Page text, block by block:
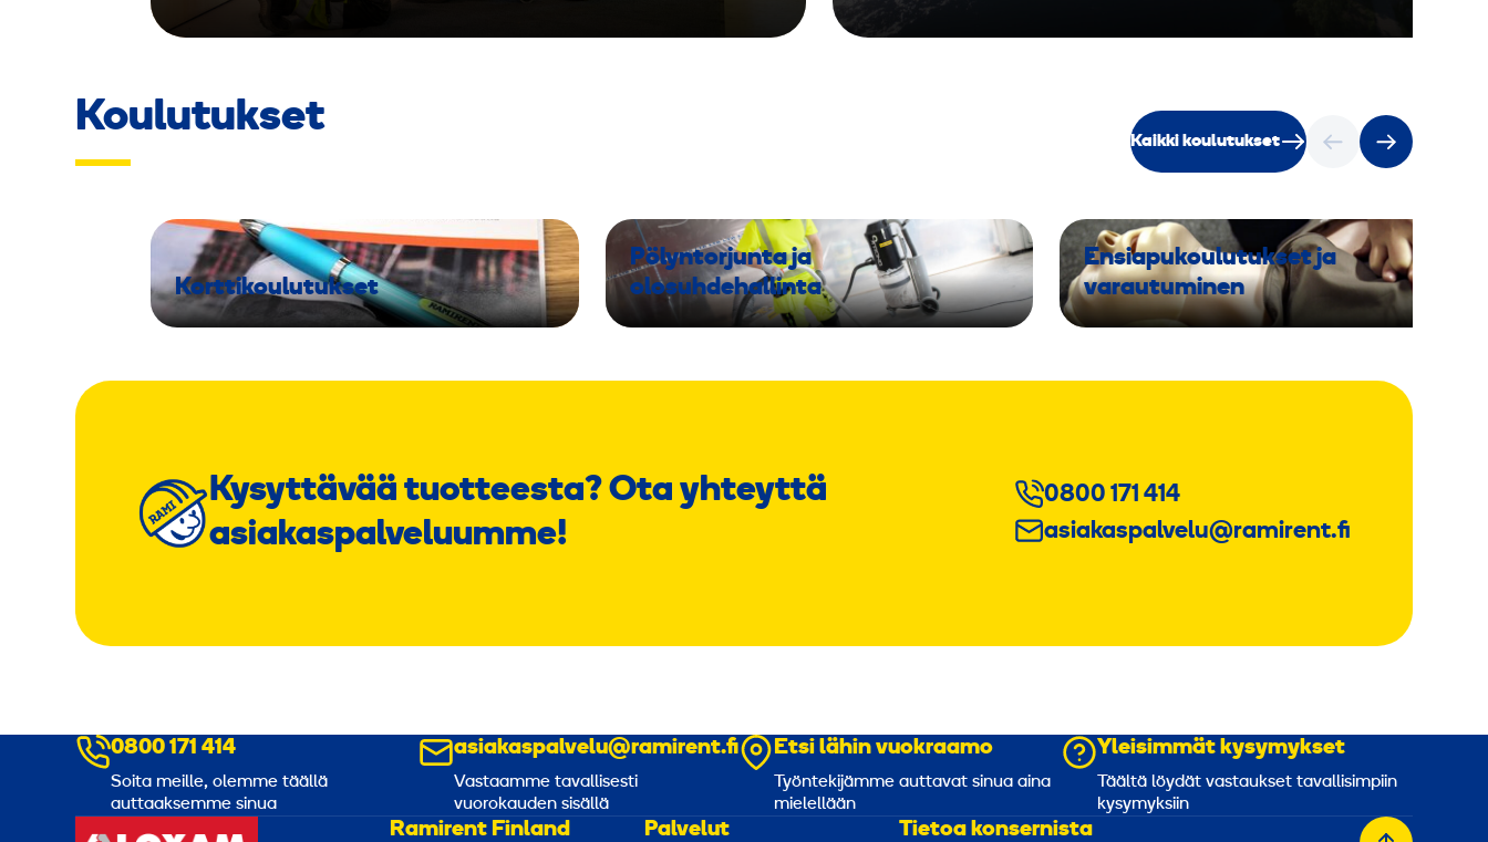
Koulutukset
Kaikki koulutukset
Korttikoulutukset
Pölyntorjunta ja
olosuhdehallinta
Ensiapukoulutukset ja
varautuminen
Kysyttävää tuotteesta? Ota yhteyttä
asiakaspalveluumme!
0800 171 414
asiakaspalvelu@ramirent.fi
0800 171 414
Soita meille, olemme täällä
auttaaksemme sinua
asiakaspalvelu@ramirent.fi
Vastaamme tavallisesti
vuorokauden sisällä
Etsi lähin vuokraamo
Työntekijämme auttavat sinua aina
mielellään
Yleisimmät kysymykset
Täältä löydät vastaukset tavallisimpiin
kysymyksiin
Ramirent Finland Palvelut Tietoa konsernista